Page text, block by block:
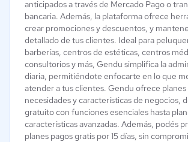
anticipados a través de Mercado Pago o
bancaria. Además, la plataforma ofrece
crear promociones y descuentos, y
detallado de tus clientes. Ideal para
barberías, centros de estéticas, centros
consultorios y más, Gendu simplifica la
diaria, permitiéndote enfocarte en lo que
atender a tus clientes. Gendu ofrece planes
necesidades y características de negocios,
gratuito con funciones esenciales hasta
características avanzadas. Además, podés
planes pagos gratis por 15 días, sin